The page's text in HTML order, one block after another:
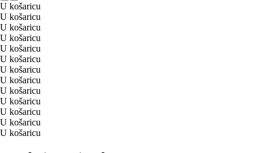
U košaricu
U košaricu
U košaricu
U košaricu
U košaricu
U košaricu
U košaricu
U košaricu
U košaricu
U košaricu
U košaricu
U košaricu
U košaricu